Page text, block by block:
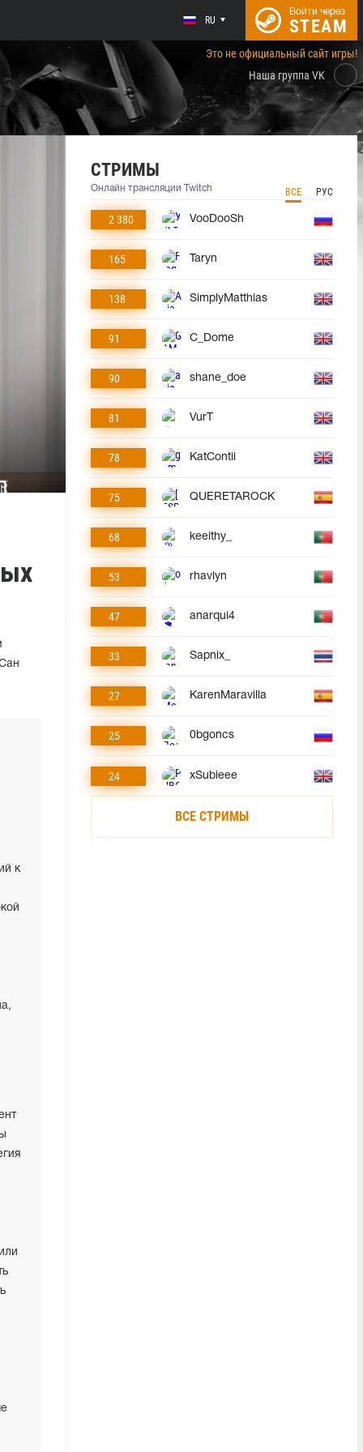
RU
Войти через
STEAM
Это не официальный сайт игры!
Наша группа VK
к
СТРИМЫ
Онлайн трансляции Twitch ВСЕ РУС
2 380 VooDooSh
165 Taryn
138 SimplyMatthias
91 C_Dome
90 shane_doe
81 VurT
78 KatContii
75 QUERETAROCK
68 keeithy_
53 rhavlyn
47 anarqui4
33 Sapnix_
27 KarenMaravilla
25 0bgoncs
24 xSubieee
ВСЕ СТРИМЫ